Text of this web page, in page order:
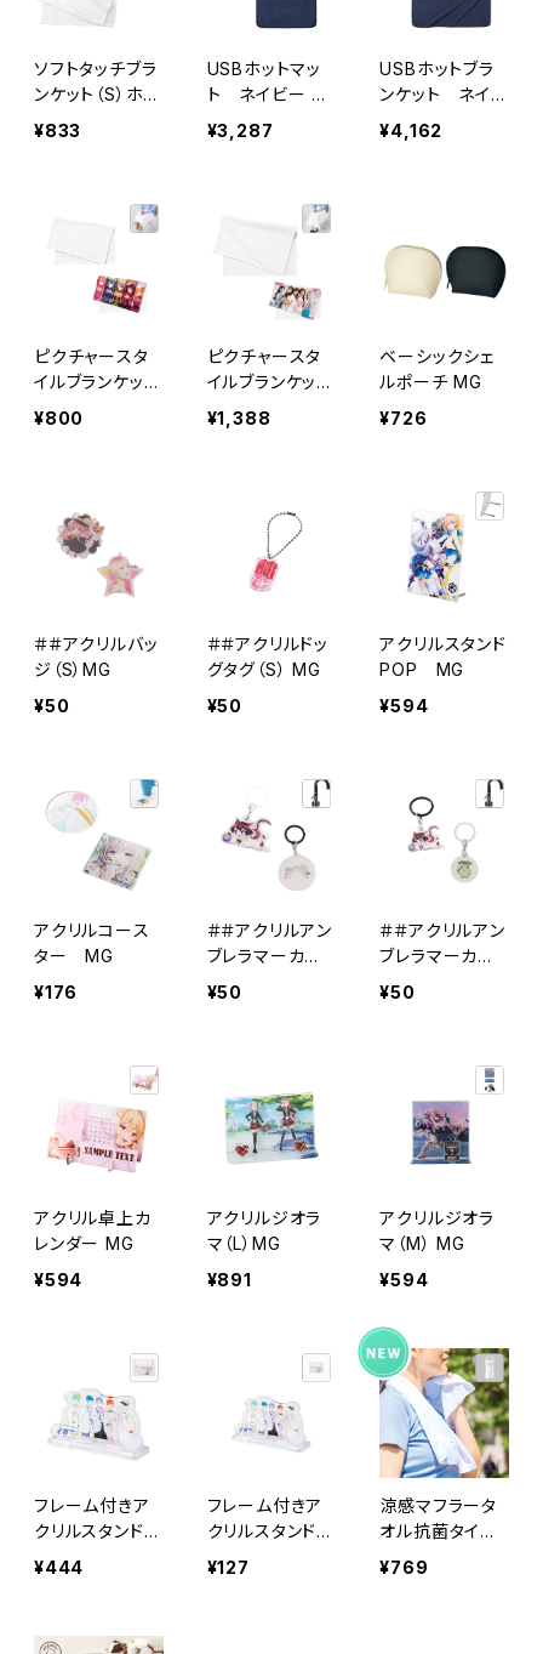
ソフトタッチブラ
ンケット（S）ホワ
イト MG
¥833
USBホットマッ
ト ネイビー M
G
¥3,287
USBホットブラ
ンケット ネイビ
ー MG
¥4,162
ピクチャースタ
イルブランケット
（Ｓ） MG
¥800
ピクチャースタ
イルブランケット
（Ｍ）MG
¥1,388
ベーシックシェ
ルポーチ MG
¥726
＃＃アクリルバッ
ジ（S）MG
¥50
＃＃アクリルドッ
グタグ（S） MG
¥50
アクリルスタンド
POP MG
¥594
アクリルコース
ター MG
¥176
＃＃アクリルアン
ブレラマーカー
（M） MG
¥50
＃＃アクリルアン
ブレラマーカー
（S） MG
¥50
アクリル卓上カ
レンダー MG
¥594
アクリルジオラ
マ（L）MG
¥891
アクリルジオラ
マ（M） MG
¥594
フレーム付きア
クリルスタンド
(L) MG
¥444
フレーム付きア
クリルスタンド
（M） MG
¥127
涼感マフラータ
オル抗菌タイプ
MG（ボトルケー
¥769